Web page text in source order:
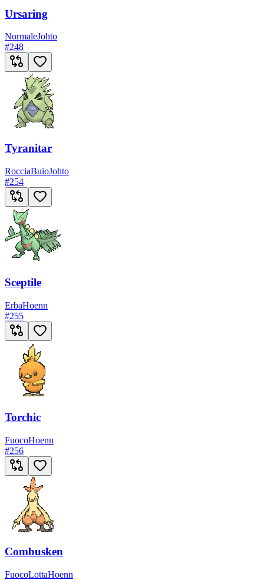
Ursaring
NormaleJohto
#248
Tyranitar
RocciaBuioJohto
#254
Sceptile
ErbaHoenn
#255
Torchic
FuocoHoenn
#256
Combusken
FuocoLottaHoenn